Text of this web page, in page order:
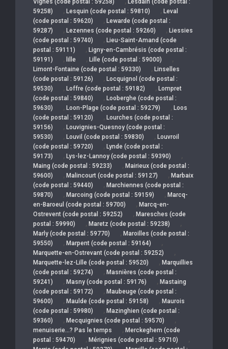
59258)
, Lesquin (code postal : 59810) , Leval
(code postal : 59620)
, Lewarde (code postal :
59287)
, Lezennes (code postal : 59260) , Liessies
(code postal : 59740)
, Lieu-Saint-Amand (code
postal : 59111)
, Ligny-en-Cambrésis (code postal :
59191)
, lille , Lille (code postal : 59000) ,
Limont-Fontaine (code postal : 59330) , Linselles
(code postal : 59126)
, Locquignol (code postal :
59530)
, Loffre (code postal : 59182) , Lompret
(code postal : 59840)
, Looberghe (code postal :
59630)
, Loon-Plage (code postal : 59279) , Loos
(code postal : 59120)
, Lourches (code postal :
59156)
, Louvignies-Quesnoy (code postal :
59530)
, Louvil (code postal : 59830) , Louvroil
(code postal : 59720)
, Lynde (code postal :
59173)
, Lys-lez-Lannoy (code postal : 59390) ,
Maing (code postal : 59233) , Mairieux (code postal :
59600)
, Malincourt (code postal : 59127) , Marbaix
(code postal : 59440)
, Marchiennes (code postal :
59870)
, Marcoing (code postal : 59159) , Marcq-
en-Baroeul (code postal : 59700)
, Marcq-en-
Ostrevent (code postal : 59252)
, Maresches (code
postal : 59990)
, Maretz (code postal : 59238) ,
Marly (code postal : 59770) , Maroilles (code postal :
59550)
, Marpent (code postal : 59164) ,
Marquette-en-Ostrevant (code postal : 59252) ,
Marquette-lez-Lille (code postal : 59520) , Marquillies
(code postal : 59274)
, Masnières (code postal :
59241)
, Masny (code postal : 59176) , Mastaing
(code postal : 59172)
, Maubeuge (code postal :
59600)
, Maulde (code postal : 59158) , Maurois
(code postal : 59980)
, Mazinghien (code postal :
59360)
, Mecquignies (code postal : 59570) ,
menuiserie…? Pas le temps , Merckeghem (code
postal : 59470)
, Mérignies (code postal : 59710) ,